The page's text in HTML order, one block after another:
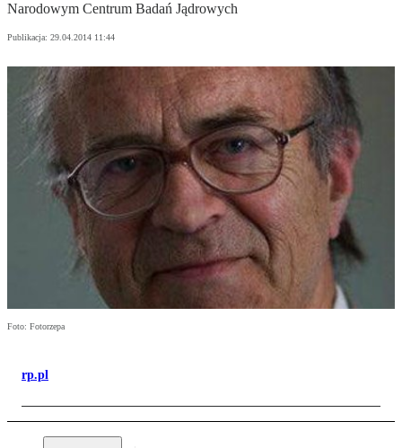
Narodowym Centrum Badań Jądrowych
Publikacja: 29.04.2014 11:44
Foto: Fotorzepa
rp.pl